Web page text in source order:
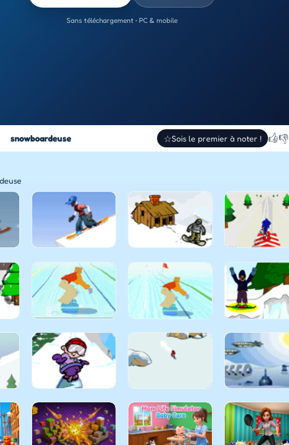
Sans téléchargement • PC & mobile
snowboardeuse ☆Sois le premier à noter ! 👍👎